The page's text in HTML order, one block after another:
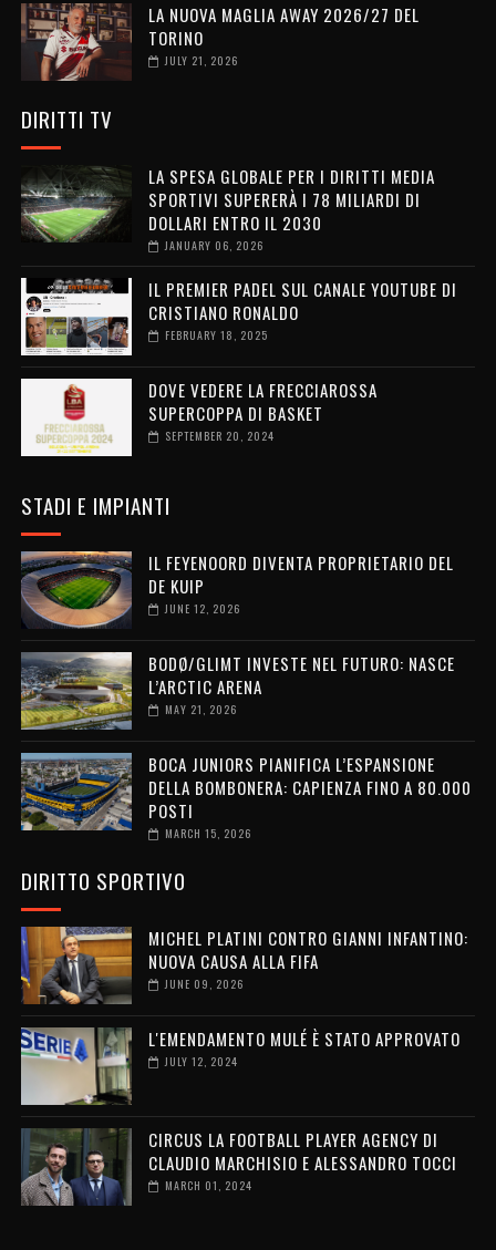
LA NUOVA MAGLIA AWAY 2026/27 DEL
TORINO
JULY 21, 2026
DIRITTI TV
LA SPESA GLOBALE PER I DIRITTI MEDIA
SPORTIVI SUPERERÀ I 78 MILIARDI DI
DOLLARI ENTRO IL 2030
JANUARY 06, 2026
IL PREMIER PADEL SUL CANALE YOUTUBE DI
CRISTIANO RONALDO
FEBRUARY 18, 2025
DOVE VEDERE LA FRECCIAROSSA
SUPERCOPPA DI BASKET
SEPTEMBER 20, 2024
STADI E IMPIANTI
IL FEYENOORD DIVENTA PROPRIETARIO DEL
DE KUIP
JUNE 12, 2026
BODØ/GLIMT INVESTE NEL FUTURO: NASCE
L’ARCTIC ARENA
MAY 21, 2026
BOCA JUNIORS PIANIFICA L’ESPANSIONE
DELLA BOMBONERA: CAPIENZA FINO A 80.000
POSTI
MARCH 15, 2026
DIRITTO SPORTIVO
MICHEL PLATINI CONTRO GIANNI INFANTINO:
NUOVA CAUSA ALLA FIFA
JUNE 09, 2026
L'EMENDAMENTO MULÉ È STATO APPROVATO
JULY 12, 2024
CIRCUS LA FOOTBALL PLAYER AGENCY DI
CLAUDIO MARCHISIO E ALESSANDRO TOCCI
MARCH 01, 2024